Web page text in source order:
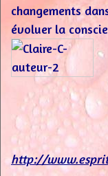
changements
évoluer la
http://